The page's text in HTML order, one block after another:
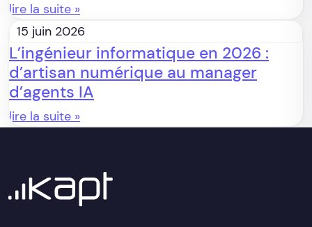
lire la suite »
15 juin 2026
L’ingénieur informatique en 2026 :
d’artisan numérique au manager
d’agents IA
lire la suite »